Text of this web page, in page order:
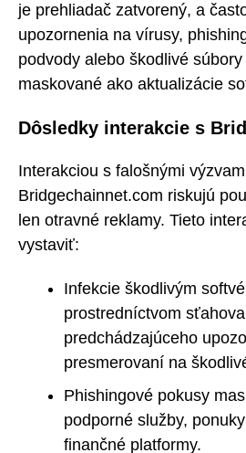
je prehliadač zatvorený, a
upozornenia na vírusy,
podvody alebo škodlivé
maskované ako aktualizácie
Dôsledky interakcie s
Interakciou s falošnými
Bridgechainnet.com riskujú
len otravné reklamy. Tieto
vystaviť:
Infekcie škodlivým
prostredníctvom
predchádzajúceho
presmerovaní na
Phishingové pokusy
podporné služby,
finančné platformy.